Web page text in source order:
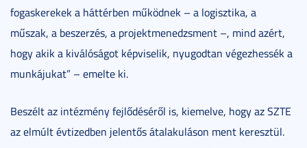
fogaskerekek a háttérben működnek – a logisztika, a
műszak, a beszerzés, a projektmenedzsment –, mind azért,
hogy akik a kiválóságot képviselik, nyugodtan végezhessék a
munkájukat” – emelte ki.
Beszélt az intézmény fejlődéséről is, kiemelve, hogy az SZTE
az elmúlt évtizedben jelentős átalakuláson ment keresztül.